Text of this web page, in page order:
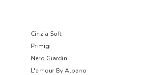
Cinzia Soft
Primigi
Nero Giardini
L'amour By Albano